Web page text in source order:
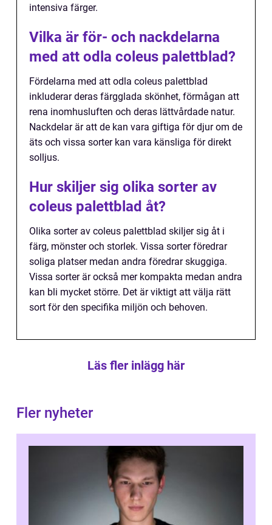
intensiva färger.
Vilka är för- och nackdelarna
med att odla coleus palettblad?
Fördelarna med att odla coleus palettblad
inkluderar deras färgglada skönhet, förmågan att
rena inomhusluften och deras lättvårdade natur.
Nackdelar är att de kan vara giftiga för djur om de
äts och vissa sorter kan vara känsliga för direkt
solljus.
Hur skiljer sig olika sorter av
coleus palettblad åt?
Olika sorter av coleus palettblad skiljer sig åt i
färg, mönster och storlek. Vissa sorter föredrar
soliga platser medan andra föredrar skuggiga.
Vissa sorter är också mer kompakta medan andra
kan bli mycket större. Det är viktigt att välja rätt
sort för den specifika miljön och behoven.
Läs fler inlägg här
Fler nyheter